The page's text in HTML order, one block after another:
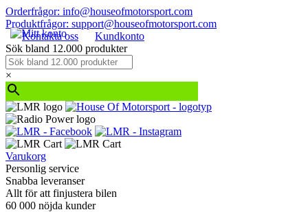
Orderfrågor: info@houseofmotorsport.com
Produktfrågor: support@houseofmotorsport.com
Kontakta oss
Kundkonto
Sök bland 12.000 produkter
×
Varukorg
Personlig service
Snabba leveranser
Allt för att finjustera bilen
60 000 nöjda kunder